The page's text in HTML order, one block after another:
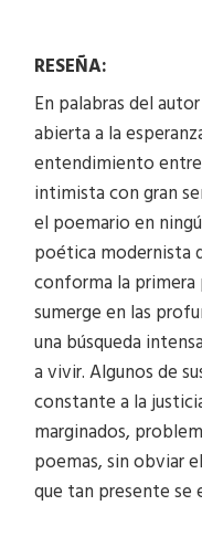
RESEÑA:
En palabras del
abierta a la
entendimiento entre
intimista con gran
el poemario en
poética modernista
conforma la primera
sumerge en las
una búsqueda
a vivir. Algunos de
constante a la
marginados,
poemas, sin obviar
que tan presente se